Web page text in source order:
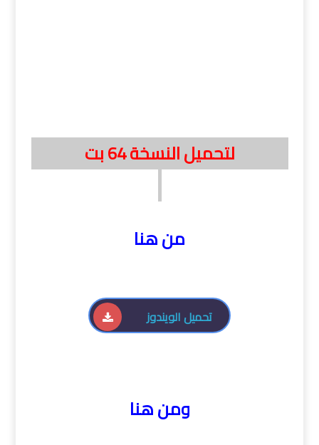
لتحميل النسخة 64 بت
من هنا
تحميل الويندوز
ومن هنا